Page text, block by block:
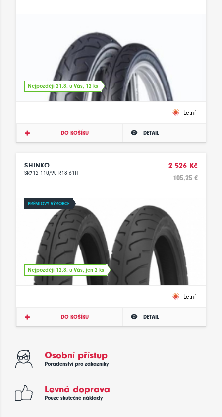
Nejpozději 21.8. u Vás, 12 ks
Letní
DO KOŠÍKU DETAIL
SHINKO
SR712 110/90 R18 61H
2 526 Kč
105.25 €
PRÉMIOVÝ VÝROBCE
Nejpozději 12.8. u Vás, jen 2 ks
Letní
DO KOŠÍKU DETAIL
Osobní přístup
Poradenství pro zákazníky
Levná doprava
Pouze skutečné náklady